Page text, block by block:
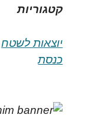
קטגוריות
יוצאות לשטח
כנסת